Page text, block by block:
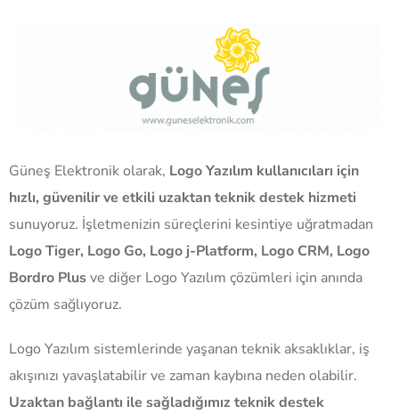
Güneş Elektronik olarak, Logo Yazılım kullanıcıları için
hızlı, güvenilir ve etkili uzaktan teknik destek hizmeti
sunuyoruz. İşletmenizin süreçlerini kesintiye uğratmadan
Logo Tiger, Logo Go, Logo j-Platform, Logo CRM, Logo
Bordro Plusve diğer Logo Yazılım çözümleri için anında
çözüm sağlıyoruz.
Logo Yazılım sistemlerinde yaşanan teknik aksaklıklar, iş
akışınızı yavaşlatabilir ve zaman kaybına neden olabilir.
Uzaktan bağlantı ile sağladığımız teknik destek